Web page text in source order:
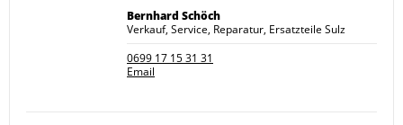
Bernhard Schöch
Verkauf, Service, Reparatur, Ersatzteile Sulz
0699 17 15 31 31
Email